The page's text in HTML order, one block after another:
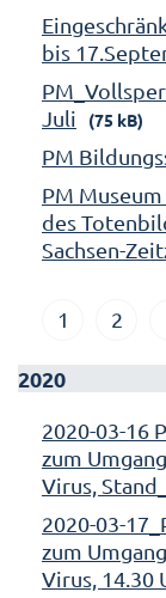
bis
Juli
(75 kB)
PM
PM
des
Sachsen-
1 2
2020
2020-03-16
zum
Virus,
2020-03-
zum
Virus, 14.30